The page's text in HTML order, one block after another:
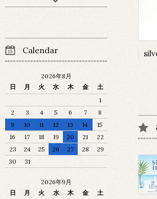
Calendar
2026年8月
日
月 火 水 木 金
土
1
2
3 4 5 6 7
8
9
10 11 12 13 14
15
16
17 18 19 20 21
22
23
24 25 26 27 28
29
30
31
2026年9月
日
月 火 水 木 金
土